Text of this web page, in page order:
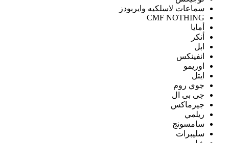
سماعات لاسلكيه وايربودز
CMF NOTHING
أمايا
أنكر
ابل
انفينكس
اوريمو
ايتل
جوي روم
جى بى ال
جيرماكس
ريلمي
سامسونج
سليبرات